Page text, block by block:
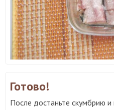
Готово!
После достаньте скумбрию и